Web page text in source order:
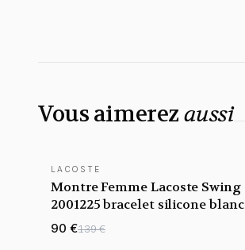
Vous aimerezaussi
LACOSTE
Montre Femme Lacoste Swing
2001225 bracelet silicone blanc
90 €139 €